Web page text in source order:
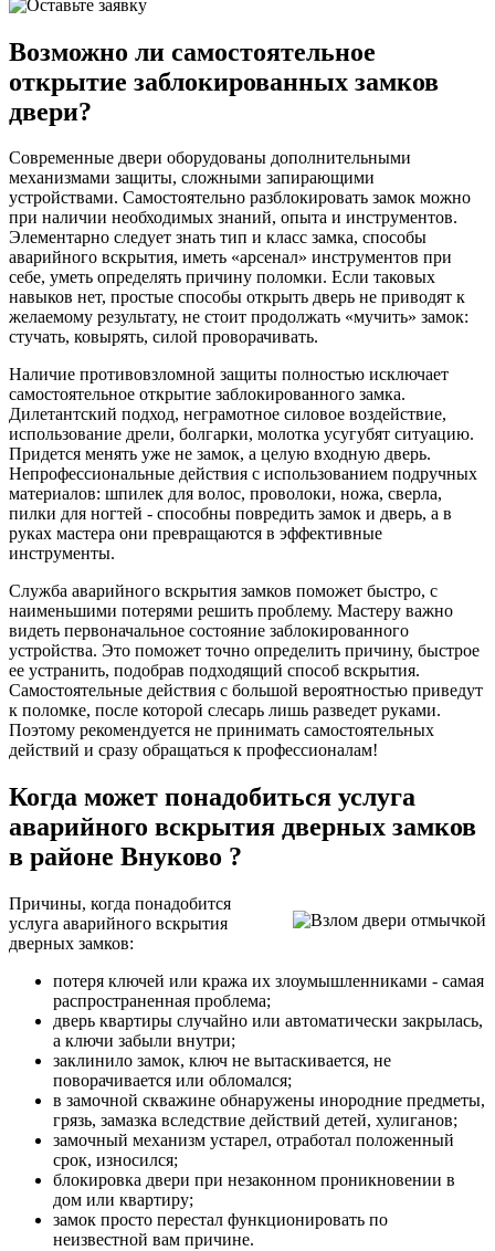
Возможно ли самостоятельное
открытие заблокированных замков
двери?
Современные двери оборудованы дополнительными
механизмами защиты, сложными запирающими
устройствами. Самостоятельно разблокировать замок можно
при наличии необходимых знаний, опыта и инструментов.
Элементарно следует знать тип и класс замка, способы
аварийного вскрытия, иметь «арсенал» инструментов при
себе, уметь определять причину поломки. Если таковых
навыков нет, простые способы открыть дверь не приводят к
желаемому результату, не стоит продолжать «мучить» замок:
стучать, ковырять, силой проворачивать.
Наличие противовзломной защиты полностью исключает
самостоятельное открытие заблокированного замка.
Дилетантский подход, неграмотное силовое воздействие,
использование дрели, болгарки, молотка усугубят ситуацию.
Придется менять уже не замок, а целую входную дверь.
Непрофессиональные действия с использованием подручных
материалов: шпилек для волос, проволоки, ножа, сверла,
пилки для ногтей - способны повредить замок и дверь, а в
руках мастера они превращаются в эффективные
инструменты.
Служба аварийного вскрытия замков поможет быстро, с
наименьшими потерями решить проблему. Мастеру важно
видеть первоначальное состояние заблокированного
устройства. Это поможет точно определить причину, быстрое
ее устранить, подобрав подходящий способ вскрытия.
Самостоятельные действия с большой вероятностью приведут
к поломке, после которой слесарь лишь разведет руками.
Поэтому рекомендуется не принимать самостоятельных
действий и сразу обращаться к профессионалам!
Когда может понадобиться услуга
аварийного вскрытия дверных замков
в районе Внуково ?
Причины, когда понадобится
услуга аварийного вскрытия
дверных замков:
потеря ключей или кража их злоумышленниками - самая
распространенная проблема;
дверь квартиры случайно или автоматически закрылась,
а ключи забыли внутри;
заклинило замок, ключ не вытаскивается, не
поворачивается или обломался;
в замочной скважине обнаружены инородние предметы,
грязь, замазка вследствие действий детей, хулиганов;
замочный механизм устарел, отработал положенный
срок, износился;
блокировка двери при незаконном проникновении в
дом или квартиру;
замок просто перестал функционировать по
неизвестной вам причине.